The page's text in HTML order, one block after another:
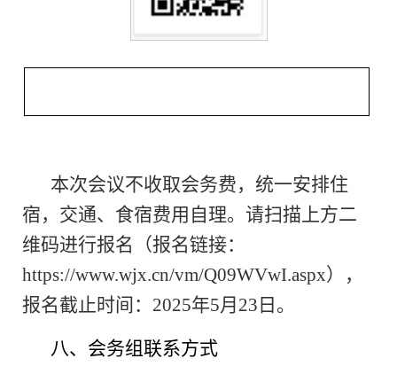
本次会议不收取会务费，统一安排住
宿，交通、食宿费用自理。请扫描上方二
维码进行报名（报名链接：
https://www.wjx.cn/vm/Q09WVwI.aspx），
报名截止时间： 2025年5月 23 日。
八、会务组联系方式